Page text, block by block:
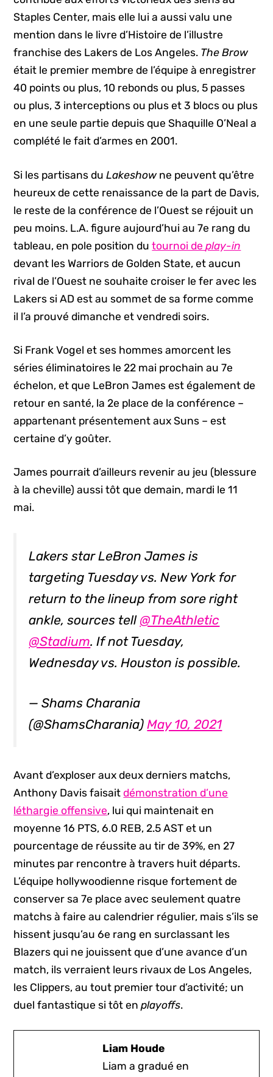
Staples Center, mais elle lui a aussi valu une
mention dans le livre d’Histoire de l’illustre
franchise des Lakers de Los Angeles. The Brow
était le premier membre de l’équipe à enregistrer
40 points ou plus, 10 rebonds ou plus, 5 passes
ou plus, 3 interceptions ou plus et 3 blocs ou plus
en une seule partie depuis que Shaquille O’Neal a
complété le fait d’armes en 2001.
Si les partisans duLakeshow ne peuvent qu’être
heureux de cette renaissance de la part de Davis,
le reste de la conférence de l’Ouest se réjouit un
peu moins. L.A. figure aujourd’hui au 7e rang du
tableau, en pole position dutournoi deplay-in
devant les Warriors de Golden State, et aucun
rival de l’Ouest ne souhaite croiser le fer avec les
Lakers si AD est au sommet de sa forme comme
il l’a prouvé dimanche et vendredi soirs.
Si Frank Vogel et ses hommes amorcent les
séries éliminatoires le 22 mai prochain au 7e
échelon, et que LeBron James est également de
retour en santé, la 2e place de la conférence –
appartenant présentement aux Suns – est
certaine d’y goûter.
James pourrait d’ailleurs revenir au jeu (blessure
à la cheville) aussi tôt que demain, mardi le 11
mai.
Lakers star LeBron James is
targeting Tuesday vs. New York for
return to the lineup from sore right
ankle, sources tell @TheAthletic
@Stadium. If not Tuesday,
Wednesday vs. Houston is possible.
— Shams Charania
(@ShamsCharania)May 10, 2021
Avant d’exploser aux deux derniers matchs,
Anthony Davis faisaitdémonstration d’une
léthargie offensive, lui qui maintenait en
moyenne 16 PTS, 6.0 REB, 2.5 AST et un
pourcentage de réussite au tir de 39%, en 27
minutes par rencontre à travers huit départs.
L’équipe hollywoodienne risque fortement de
conserver sa 7e place avec seulement quatre
matchs à faire au calendrier régulier, mais s’ils se
hissent jusqu’au 6e rang en surclassant les
Blazers qui ne jouissent que d’une avance d’un
match, ils verraient leurs rivaux de Los Angeles,
les Clippers, au tout premier tour d’activité; un
duel fantastique si tôt enplayoffs.
Liam Houde
Liam a gradué en